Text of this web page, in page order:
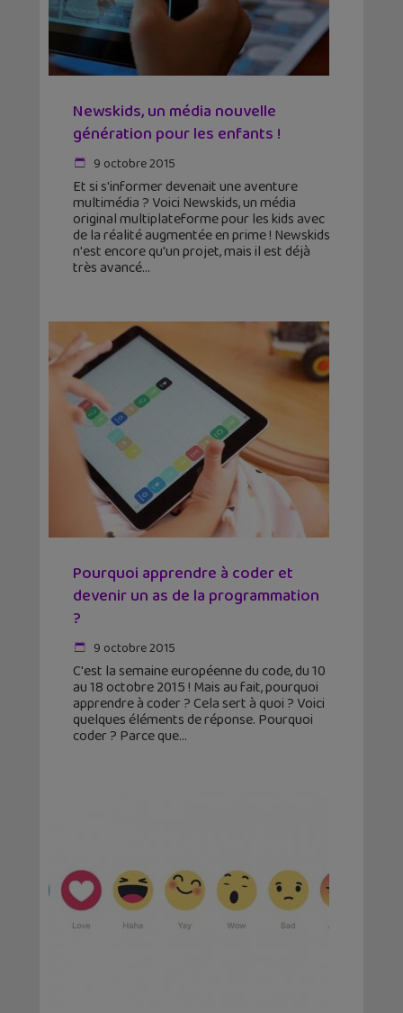
Newskids, un média nouvelle
génération pour les enfants !
9 octobre 2015
Et si s'informer devenait une aventure
multimédia ? Voici Newskids, un média
original multiplateforme pour les kids avec
de la réalité augmentée en prime ! Newskids
n'est encore qu'un projet, mais il est déjà
très avancé
Pourquoi apprendre à coder et
devenir un as de la programmation
?
9 octobre 2015
C'est la semaine européenne du code, du 10
au 18 octobre 2015 ! Mais au fait, pourquoi
apprendre à coder ? Cela sert à quoi ? Voici
quelques éléments de réponse. Pourquoi
coder ? Parce que